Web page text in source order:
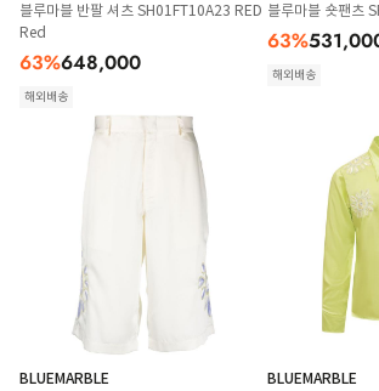
블루마블 반팔 셔츠 SH01FT10A23 RED
Red
63%648,000
해외배송
블루마블 숏팬츠
63%
해외배송
BLUEMARBLE
BLUEMARBLE